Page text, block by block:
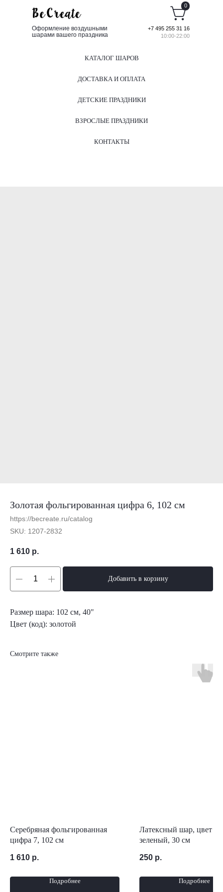
Оформление воздушными
шарами вашего праздника
+7 495 255 31 16
10:00-22:00
0
КАТАЛОГ ШАРОВ
ДОСТАВКА И ОПЛАТА
ДЕТСКИЕ ПРАЗДНИКИ
ВЗРОСЛЫЕ ПРАЗДНИКИ
КОНТАКТЫ
Золотая фольгированная цифра 6, 102 см
https://becreate.ru/catalog
SKU: 1207-2832
1 610 р.
Добавить в корзину
Размер шара: 102 см, 40"
Цвет (код): золотой
Смотрите также
Серебряная фольгированная
цифра 7, 102 см
1 610 р.
Подробнее
Латексный шар, цвет
зеленый, 30 см
250 р.
Подробнее